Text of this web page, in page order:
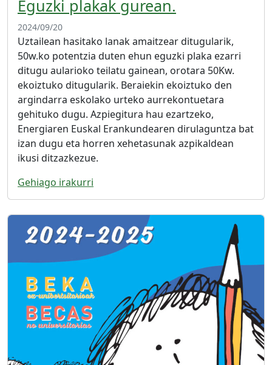
Eguzki plakak gurean.
2024/09/20
Uztailean hasitako lanak amaitzear ditugularik,
50w.ko potentzia duten ehun eguzki plaka ezarri
ditugu aularioko teilatu gainean, orotara 50Kw.
ekoiztuko ditugularik. Beraiekin ekoiztuko den
argindarra eskolako urteko aurrekontuetara
gehituko dugu. Azpiegitura hau ezartzeko,
Energiaren Euskal Erankundearen dirulaguntza bat
izan dugu eta horren xehetasunak azpikaldean
ikusi ditzazkezue.
Gehiago irakurri